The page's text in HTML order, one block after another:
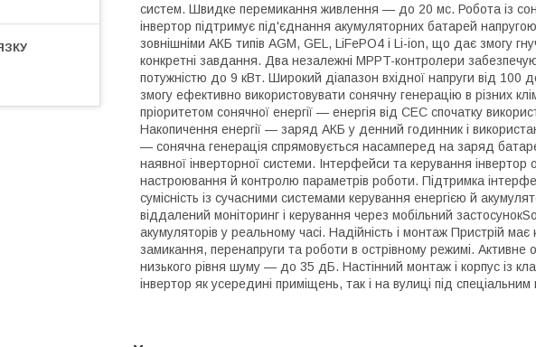
систем. Швидке перемикання живлення — до 20 мс. Робота із
інвертор підтримує під'єднання акумуляторних батарей
зовнішніми АКБ типів AGM, GEL, LiFePO4 і Li-ion, що дає змогу
конкретні завдання. Два незалежні MPPT-контролери
потужністю до 9 кВт. Широкий діапазон вхідної напруги від
змогу ефективно використовувати сонячну генерацію в різних
пріоритетом сонячної енергії — енергія від СЕС спочатку
Накопичення енергії — заряд АКБ у денний годинник і
— сонячна генерація спрямовується насамперед на заряд
наявної інверторної системи. Інтерфейси та керування
настроювання й контролю параметрів роботи. Підтримка
сумісність із сучасними системами керування енергією й
віддалений моніторинг і керування через мобільний
акумуляторів у реальному часі. Надійність і монтаж Пристрій
замикання, перенапруги та роботи в острівному режимі. Активне
низького рівня шуму — до 35 дБ. Настінний монтаж і корпус із
інвертор як усередині приміщень, так і на вулиці під спеціальним